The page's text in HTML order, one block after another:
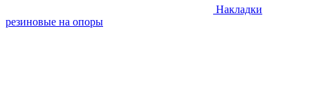
Накладки
резиновые на опоры